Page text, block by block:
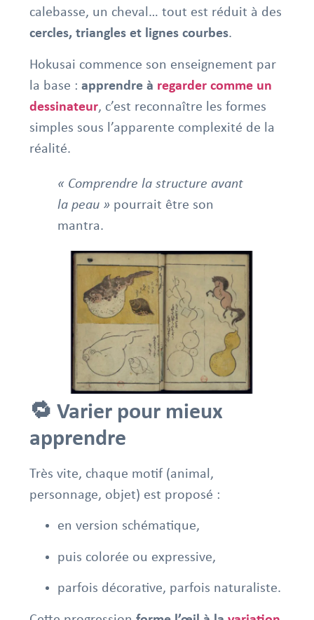
calebasse, un cheval… tout est réduit à des
cercles, triangles et lignes courbes.
Hokusai commence son enseignement par
la base :apprendre à regarder comme un
dessinateur, c’est reconnaître les formes
simples sous l’apparente complexité de la
réalité.
« Comprendre la structure avant
la peau » pourrait être son
mantra.
🔁 Varier pour mieux
apprendre
Très vite, chaque motif (animal,
personnage, objet) est proposé :
en version schématique,
puis colorée ou expressive,
parfois décorative, parfois naturaliste.